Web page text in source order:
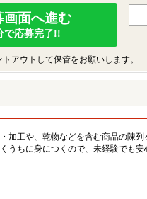
画面へ進む
で応募完了!!
アウトして保管をお願いします。
加工や、乾物などを含む商品の陳
うちに身につくので、未経験でも